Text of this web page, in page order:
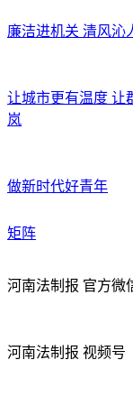
廉洁进机关 清风沁
让城市更有温度
岚
做新时代好青年
矩阵
河南法制报 官方微
河南法制报 视频号